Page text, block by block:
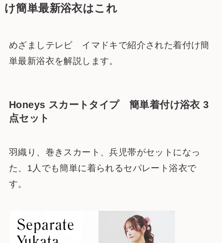
け簡単最新浴衣はこれ
めざましテレビ イマドキで紹介された着付け簡
単最新浴衣を解説します。
Honeys スカートタイプ 簡単着付け浴衣 3
点セット
羽織り、巻きスカート、兵児帯がセットになっ
た、1人でも簡単に着られるセパレート浴衣で
す。